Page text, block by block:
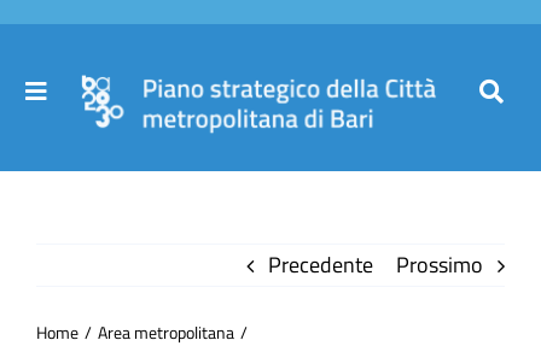
Salta
contenuto
Toggle
Precedente Prossimo
Home Area metropolitana